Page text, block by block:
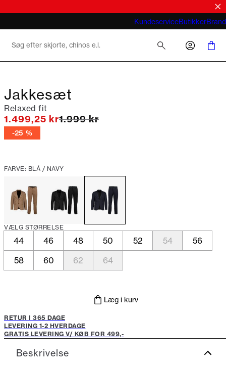
KundeserviceButikkerBrand
Hvad betyder business casual for mænd
Jakkesæt
Relaxed fit
1.499,25 krI alt (uden rabat)
1.999 kr
-25 %
FARVE: BLÅ / NAVY
VÆLG STØRRELSE
44 46 48 50 52 54
56
58
60 62 64
Læg i kurv
RETUR I 365 DAGE
LEVERING 1-2 HVERDAGE
GRATIS LEVERING V/ KØB FOR 499,-
Beskrivelse